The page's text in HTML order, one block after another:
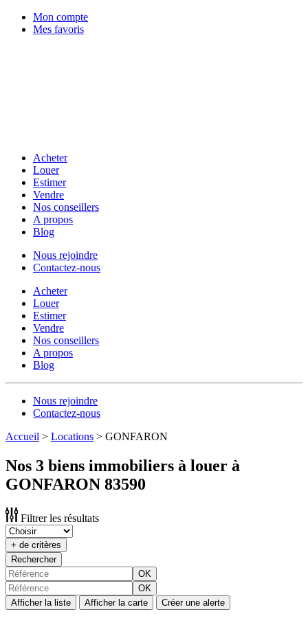
Mon compte
Mes favoris
Acheter
Louer
Estimer
Vendre
Nos conseillers
A propos
Blog
Nous rejoindre
Contactez-nous
Acheter
Louer
Estimer
Vendre
Nos conseillers
A propos
Blog
Nous rejoindre
Contactez-nous
Accueil > Locations > GONFARON
Nos 3 biens immobiliers à louer à
GONFARON 83590
Filtrer les résultats
+ de critères
Rechercher
OK
OK
Afficher la liste
Afficher la carte Créer une alerte